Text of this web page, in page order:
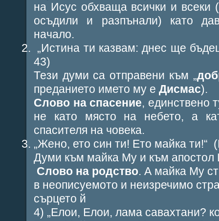
на Исус обхваща всички и всеки
осъдили и разпънали) като
начало.
„Истина ти казвам: днес ще
43)
Тези думи са отправени към „
преданието името му е Дисмас).
Слово на спасение, единствено
не като място на небето, а
спасителя на човека.
„Жено, ето син ти! Ето майка ти!“
Думи към майка Му и към
Слово на родство. А майка Му
в неописуемото и неизречимо
сърцето й
4) „Елои, Елои, лама савахтани?